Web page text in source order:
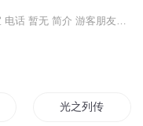
光之列传